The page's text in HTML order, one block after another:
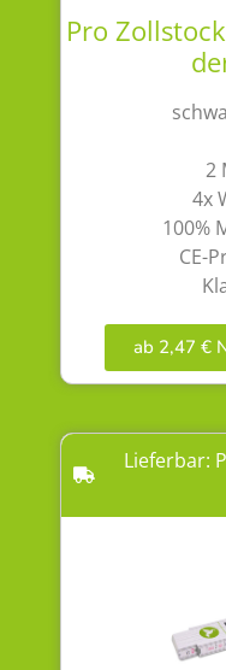
Pro Zollstock
2
4x
100%
CE-
ab 2,47 €
Lieferbar: